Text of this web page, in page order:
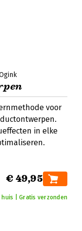
voor
in elke
€ 49,95
huis | Gratis verzonden